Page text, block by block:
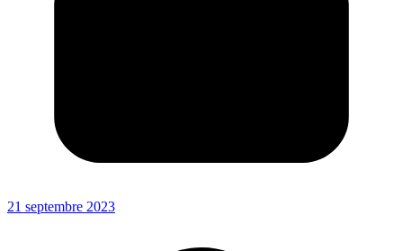
21 septembre 2023